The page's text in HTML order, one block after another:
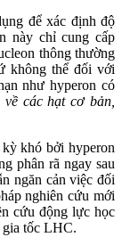
để xác định độ
này chỉ cung cấp
thông thường
không thể đối với
như hyperon có
các hạt cơ bản,
khó bởi hyperon
phân rã ngay sau
ngăn cản việc đối
nghiên cứu mới
cứu động lực học
gia tốc LHC.